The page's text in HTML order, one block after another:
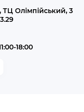
ТЦ Олімпійський, 3
18:00